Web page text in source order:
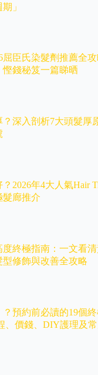
」
屈臣氏染髮劑推薦全
錢秘笈一篇睇晒
深入剖析7大頭髮厚
2026年4大人氣Hair
髮廊推介
終極指南：一文看清
型修飾與改善全攻略
預約前必讀的19個
、價錢、DIY護理及